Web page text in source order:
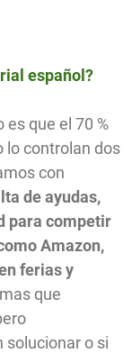
español?
que el 70 %
lo controlan dos
con
de ayudas,
para competir
Amazon,
ferias y
que
solucionar o si